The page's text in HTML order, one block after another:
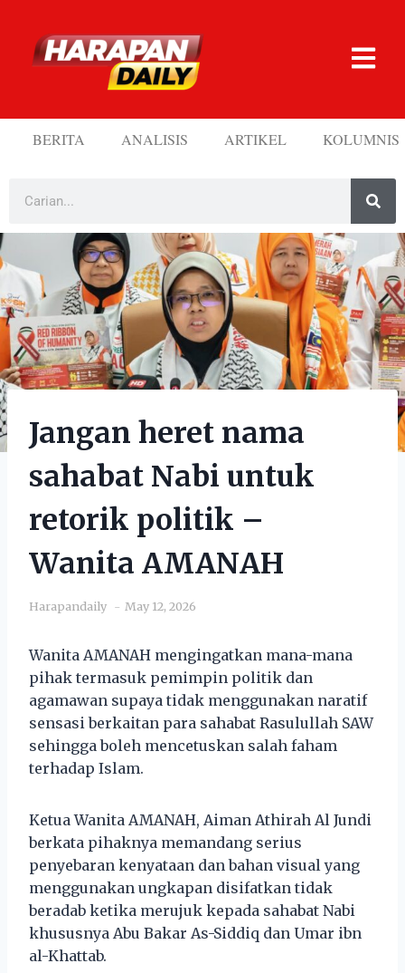
BERITA ANALISIS ARTIKEL KOLUMNIS
Jangan heret nama
sahabat Nabi untuk
retorik politik –
Wanita AMANAH
Harapandaily May 12, 2026
Wanita AMANAH mengingatkan mana-mana
pihak termasuk pemimpin politik dan
agamawan supaya tidak menggunakan naratif
sensasi berkaitan para sahabat Rasulullah SAW
sehingga boleh mencetuskan salah faham
terhadap Islam.
Ketua Wanita AMANAH, Aiman Athirah Al Jundi
berkata pihaknya memandang serius
penyebaran kenyataan dan bahan visual yang
menggunakan ungkapan disifatkan tidak
beradab ketika merujuk kepada sahabat Nabi
khususnya Abu Bakar As-Siddiq dan Umar ibn
al-Khattab.